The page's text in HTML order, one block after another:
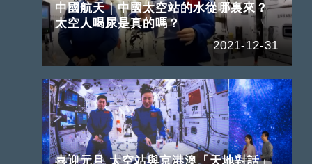
中國航天｜中國太空站的水從哪裏來？
太空人喝尿是真的嗎？
2021-12-31
喜迎元旦 太空站與京港澳「天地對話」